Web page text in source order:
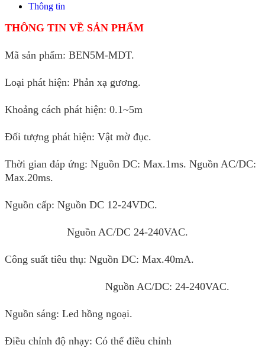
Thông tin
THÔNG TIN VỀ SẢN PHẨM
Mã sản phẩm: BEN5M-MDT.
Loại phát hiện: Phản xạ gương.
Khoảng cách phát hiện: 0.1~5m
Đối tượng phát hiện: Vật mờ đục.
Thời gian đáp ứng: Nguồn DC: Max.1ms. Nguồn AC/DC:
Max.20ms.
Nguồn cấp: Nguồn DC 12-24VDC.
Nguồn AC/DC 24-240VAC.
Công suất tiêu thụ: Nguồn DC: Max.40mA.
Nguồn AC/DC: 24-240VAC.
Nguồn sáng: Led hồng ngoại.
Điều chỉnh độ nhạy: Có thể điều chỉnh